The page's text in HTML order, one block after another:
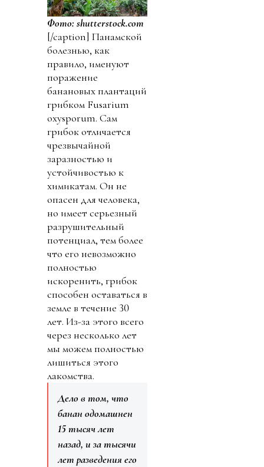
Фото: shutterstock.com
[/caption] Панамской
болезнью, как
правило, именуют
поражение
банановых плантаций
грибком Fusarium
oxysporum. Сам
грибок отличается
чрезвычайной
заразностью и
устойчивостью к
химикатам. Он не
опасен для человека,
но имеет серьезный
разрушительный
потенциал, тем более
что его невозможно
полностью
искоренить, грибок
способен оставаться в
земле в течение 30
лет. Из-за этого всего
через несколько лет
мы можем полностью
лишиться этого
лакомства.
Дело в том, что
банан одомашнен
15 тысяч лет
назад, и за тысячи
лет разведения его